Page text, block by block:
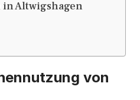
Altwigshagen
von